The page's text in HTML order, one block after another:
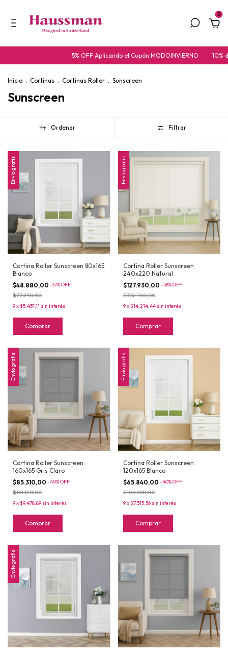
0
5% OFF Aplicando el Cupón MODOINVIERNO 10% de
Inicio . Cortinas . Cortinas Roller . Sunscreen
Sunscreen
Ordenar Filtrar
Envío gratis
Cortina Roller Sunscreen 80x165
Blanco
$48.880,00 -37%OFF
$77.290,00
9x$5.431,11 sin interés
Comprar
Envío gratis
Cortina Roller Sunscreen
240x220 Natural
$127.930,00 -58%OFF
$302.760,00
9x$14.214,44 sin interés
Comprar
Envío gratis
Cortina Roller Sunscreen
160x165 Gris Claro
$85.310,00 -40%OFF
$141.120,00
9x$9.478,89 sin interés
Comprar
Envío gratis
Cortina Roller Sunscreen
120x165 Blanco
$65.840,00 -40%OFF
$109.880,00
9x$7.315,56 sin interés
Comprar
Envío gratis